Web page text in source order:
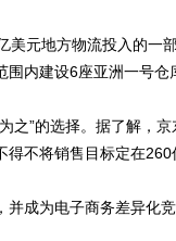
元地方物流投入的一
内建设6座亚洲一号仓
”的选择。据了解，京
不将销售目标定在260
成为电子商务差异化竞